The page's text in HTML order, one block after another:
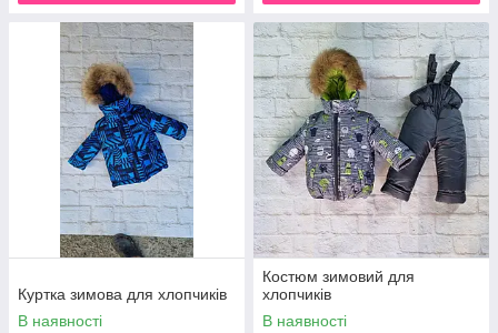
Куртка зимова для хлопчиків
В наявності
Костюм зимовий для
хлопчиків
В наявності